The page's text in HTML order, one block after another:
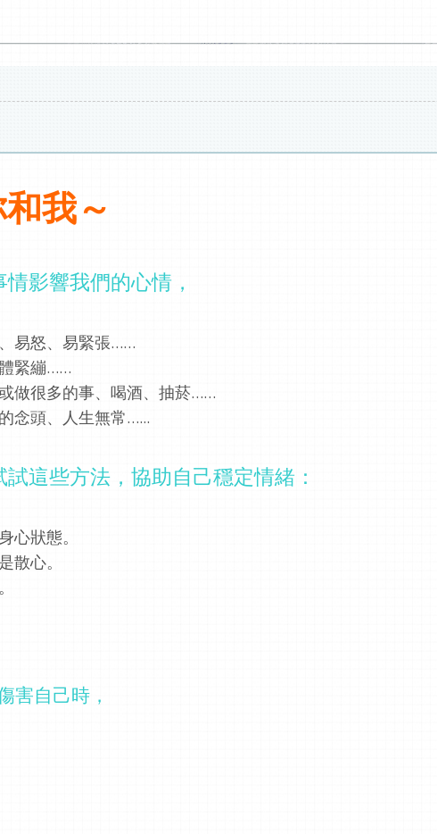
我～
影響我們的心情，
易怒、 易緊張……
緊繃……
做很多的事、喝酒、抽菸……
念頭、 人生無常…...
這些方法， 協助自己穩定情緒：
心狀態。
散心。
害自己時，